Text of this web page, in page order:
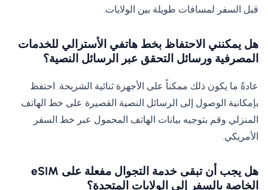
قبل السفر لمسافات طويلة بين الولايات.
هل يمكنني الاحتفاظ بخط هاتفي الأسترالي للخدمات
المصرفية ورسائل التحقق عبر الرسائل النصية؟
عادةً ما يكون ذلك ممكناً على الأجهزة ثنائية الشريحة. احتفظ
بإمكانية الوصول إلى الرسائل النصية القصيرة على خط الهاتف
المنزلي وقم بتوجيه بيانات الهاتف المحمول عبر خط السفر
الأمريكي.
هل يجب أن تبقى خدمة التجوال مفعلة على eSIM
الخاصة بالسفر إلى الولايات المتحدة؟